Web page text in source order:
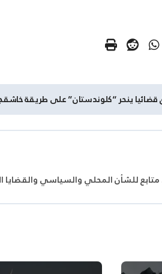
ينحر “كلوندستان” على طريقة
للشأن المحلي والسياسي والقضايا